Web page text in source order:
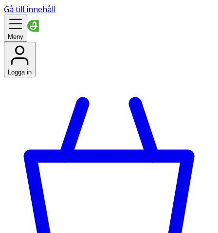
Gå till innehåll
Meny
Logga in